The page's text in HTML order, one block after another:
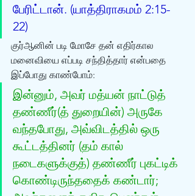
பேரிட்டான். (யாத்திராகமம் 2:15-
22)
குர்‍ஆனின் படி மோசே தன் எதிர்கால
மனைவியை எப்படி சந்தித்தார் என்பதை
இப்போது காண்போம்:
இன்னும், அவர் மத்யன் நாட்டுத்
தண்ணீர்(த் துறையின்) அருகே
வந்தபோது, அவ்விடத்தில் ஒரு
கூட்டத்தினர் (தம் கால்
நடைகளுக்குத்) தண்ணீர் புகட்டிக்
கொண்டிருந்ததைக் கண்டார்;